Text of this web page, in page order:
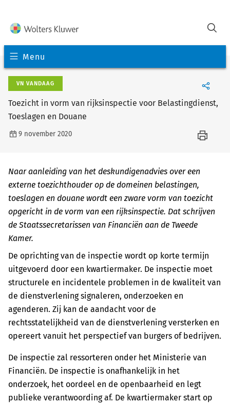
Menu
VN VANDAAG
Toezicht in vorm van rijksinspectie voor Belastingdienst,
Toeslagen en Douane
9 november 2020
Naar aanleiding van het deskundigenadvies over een
externe toezichthouder op de domeinen belastingen,
toeslagen en douane wordt een zware vorm van toezicht
opgericht in de vorm van een rijksinspectie. Dat schrijven
de Staatssecretarissen van Financiën aan de Tweede
Kamer.
De oprichting van de inspectie wordt op korte termijn
uitgevoerd door een kwartiermaker. De inspectie moet
structurele en incidentele problemen in de kwaliteit van
de dienstverlening signaleren, onderzoeken en
agenderen. Zij kan de aandacht voor de
rechtsstatelijkheid van de dienstverlening versterken en
opereert vanuit het perspectief van burgers of bedrijven.
De inspectie zal ressorteren onder het Ministerie van
Financiën. De inspectie is onafhankelijk in het
onderzoek, het oordeel en de openbaarheid en legt
publieke verantwoording af. De kwartiermaker start op